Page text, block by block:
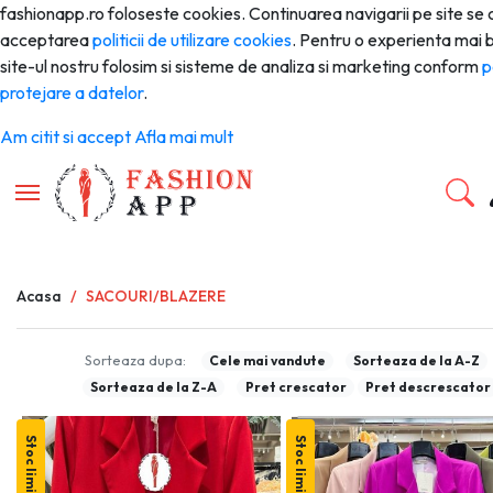
fashionapp.ro foloseste cookies. Continuarea navigarii pe site se
acceptareapoliticii de utilizare cookies. Pentru o experienta mai
site-ul nostru folosim si sisteme de analiza si marketing conform
protejare a datelor.
Am citit si accept Afla mai mult
Toggle navigation
Acasa SACOURI/BLAZERE
Sorteaza dupa: Cele mai vandute
Sorteaza de la A-Z
Sorteaza de la Z-A
Pret crescator Pret descrescator
Stoc limitat Stoc limitat